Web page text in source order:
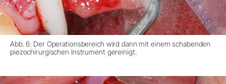
Abb. 6: Der Operationsbereich wird dann mit einem schabenden
piezochirurgischen Instrument gereinigt.